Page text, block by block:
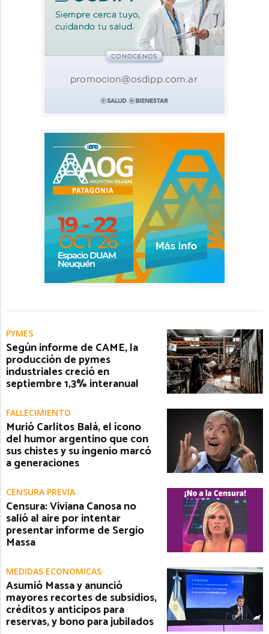
PYMES
Según informe de CAME, la
producción de pymes
industriales creció en
septiembre 1,3% interanual
FALLECIMIENTO
Murió Carlitos Balá, el ícono
del humor argentino que con
sus chistes y su ingenio marcó
a generaciones
CENSURA PREVIA
Censura: Viviana Canosa no
salió al aire por intentar
presentar informe de Sergio
Massa
MEDIDAS ECONÓMICAS
Asumió Massa y anunció
mayores recortes de subsidios,
créditos y anticipos para
reservas, y bono para jubilados